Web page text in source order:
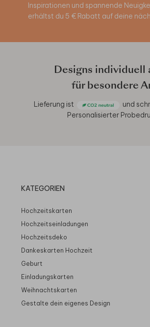
Inspirationen und spannende
erhältst du 5 € Rabatt auf deine
Designs individuell
für besondere
Lieferung ist und
Personalisierter
KATEGORIEN
Hochzeitskarten
Hochzeitseinladungen
Hochzeitsdeko
Dankeskarten Hochzeit
Geburt
Einladungskarten
Weihnachtskarten
Gestalte dein eigenes Design